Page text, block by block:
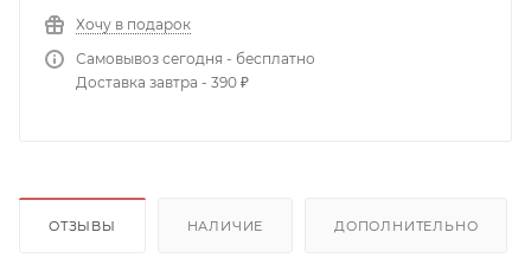
Хочу в подарок
Самовывоз сегодня - бесплатно
Доставка завтра - 390 ₽
ОТЗЫВЫ НАЛИЧИЕ ДОПОЛНИТЕЛЬНО